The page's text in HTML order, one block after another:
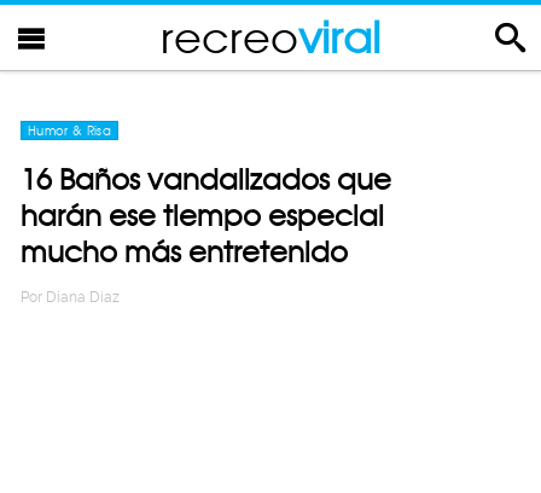
recreoviral
Humor & Risa
16 Baños vandalizados que
harán ese tiempo especial
mucho más entretenido
Por Diana Diaz